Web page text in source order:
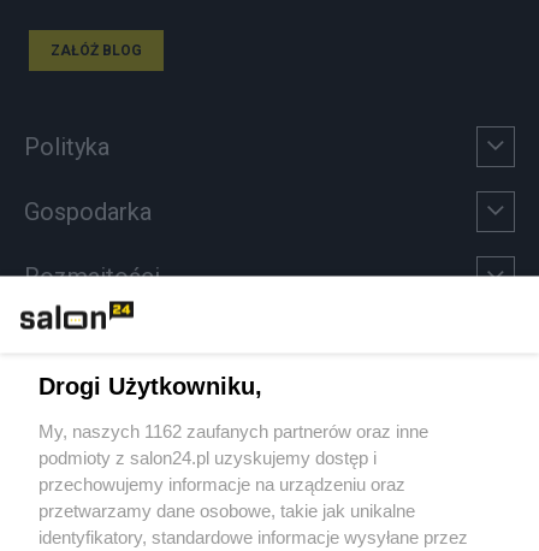
ZAŁÓŻ BLOG
Polityka
Gospodarka
Rozmaitości
Sport
Społeczeństwo
Kultura
Drogi Użytkowniku,
My, naszych 1162 zaufanych partnerów oraz inne
podmioty z salon24.pl uzyskujemy dostęp i
przechowujemy informacje na urządzeniu oraz
przetwarzamy dane osobowe, takie jak unikalne
identyfikatory, standardowe informacje wysyłane przez